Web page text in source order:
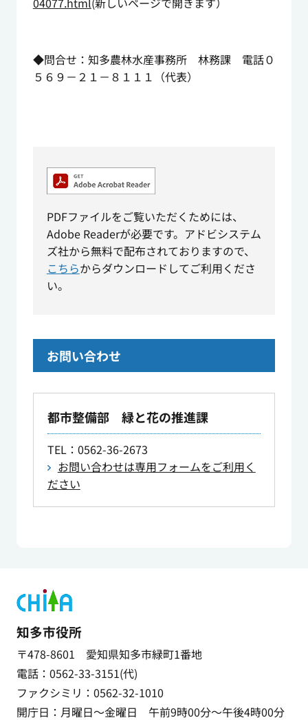
◆問合せ：知多農林水産事務所 林務課 電話０
５６９－２１－８１１１（代表）
PDFファイルをご覧いただくためには、
Adobe Readerが必要です。アドビシステム
ズ社から無料で配布されておりますので、
こちらからダウンロードしてご利用くださ
い。
お問い合わせ
都市整備部 緑と花の推進課
TEL：0562-36-2673
お問い合わせは専用フォームをご利用く
ださい
知多市役所
〒478-8601 愛知県知多市緑町1番地
電話：0562-33-3151(代)
ファクシミリ：0562-32-1010
開庁日：月曜日～金曜日 午前9時00分～午後4時00分